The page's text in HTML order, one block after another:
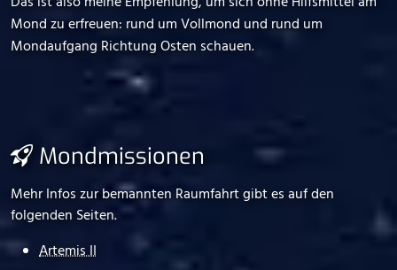
Mond zu erfreuen: rund um Vollmond und rund um
Mondaufgang Richtung Osten schauen.
Mondmissionen
Mehr Infos zur bemannten Raumfahrt gibt es auf den
folgenden Seiten.
Artemis II